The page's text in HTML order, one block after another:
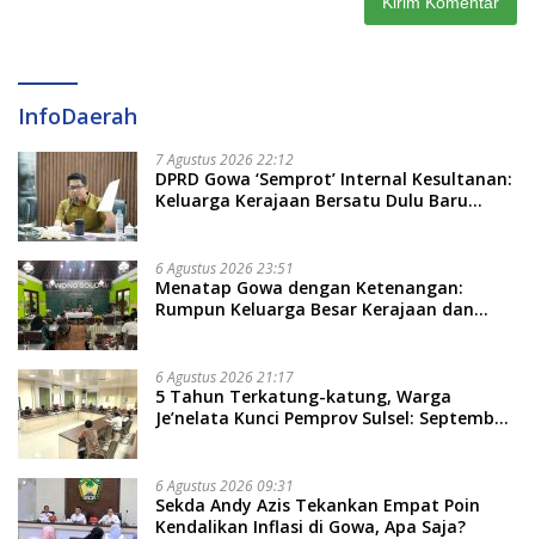
InfoDaerah
7 Agustus 2026 22:12
DPRD Gowa ‘Semprot’ Internal Kesultanan:
Keluarga Kerajaan Bersatu Dulu Baru
6 Agustus 2026 23:51
Menatap Gowa dengan Ketenangan:
Rumpun Keluarga Besar Kerajaan dan
Soal Adat dan Adab
6 Agustus 2026 21:17
5 Tahun Terkatung-katung, Warga
Je’nelata Kunci Pemprov Sulsel: September
6 Agustus 2026 09:31
Sekda Andy Azis Tekankan Empat Poin
Kendalikan Inflasi di Gowa, Apa Saja?